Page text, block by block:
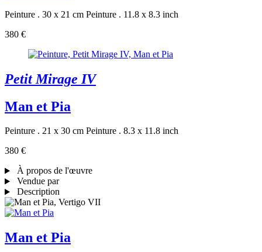
Peinture . 30 x 21 cm Peinture . 11.8 x 8.3 inch
380 €
Petit Mirage IV
Man et Pia
Peinture . 21 x 30 cm Peinture . 8.3 x 11.8 inch
380 €
À propos de l'œuvre
Vendue par
Description
Man et Pia